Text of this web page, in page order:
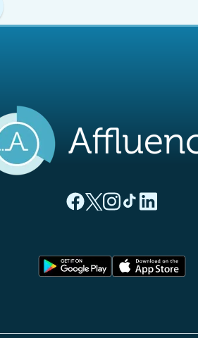
(tab newydd)
(tab newydd)
(tab newydd)
(tab newydd)
(tab newydd)